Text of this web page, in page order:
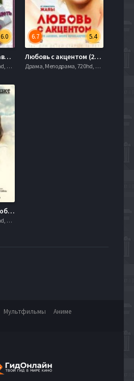
6.0
Любить нельзя ненавидеть (2015)
Драма, Мелодрама, 720hd, mobilen,
5.4
6.7
Любовь с акцентом (2012)
Драма, Мелодрама, 720hd, mobilen,
Для начинающих любить (2010)
Драма, Мелодрама, 720hd, mobilen,
Мультфильмы
Аниме